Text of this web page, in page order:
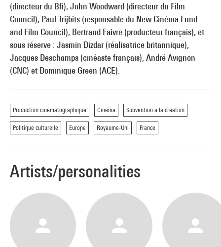
(directeur du Bfi), John Woodward (directeur du Film
Council), Paul Trijbits (responsable du New Cinéma Fund
and Film Council), Bertrand Faivre (producteur français), et
sous réserve : Jasmin Dizdar (réalisatrice britannique),
Jacques Deschamps (cinéaste français), André Avignon
(CNC) et Dominique Green (ACE).
Production cinématographique Cinéma Subvention à la création
Politique culturelle Europe Royaume-Uni France
Artists/personalities